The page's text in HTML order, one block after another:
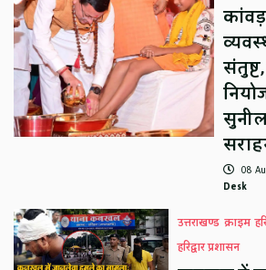
08
Desk
उत्तराखण्ड क्राइम
हरिद्वार प्रशासन